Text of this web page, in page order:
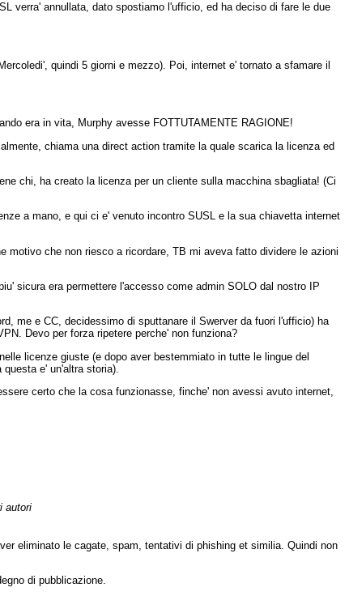
verra' annullata, dato spostiamo l'ufficio, ed ha deciso di fare le due
quindi 5 giorni e mezzo). Poi, internet e' tornato a sfamare il
era in vita, Murphy avesse FOTTUTAMENTE RAGIONE!
chiama una direct action tramite la quale scarica la licenza ed
chi, ha creato la licenza per un cliente sulla macchina sbagliata! (Ci
a mano, e qui ci e' venuto incontro SUSL e la sua chiavetta internet
motivo che non riesco a ricordare, TB mi aveva fatto dividere le azioni
sicura era permettere l'accesso come admin SOLO dal nostro IP
me e CC, decidessimo di sputtanare il Swerver da fuori l'ufficio) ha
Devo per forza ripetere perche' non funziona?
licenze giuste (e dopo aver bestemmiato in tutte le lingue del
e' un'altra storia).
certo che la cosa funzionasse, finche' non avessi avuto internet,
autori
eliminato le cagate, spam, tentativi di phishing et similia. Quindi non
di pubblicazione.